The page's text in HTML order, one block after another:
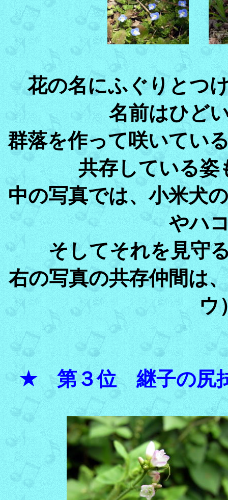
花の名にふぐりとつ
名前はひど
群落を作って咲いてい
共存している姿
中の写真では、小米犬
やハ
そしてそれを見守
右の写真の共存仲間は
ウ
★ 第３位 継子の尻拭